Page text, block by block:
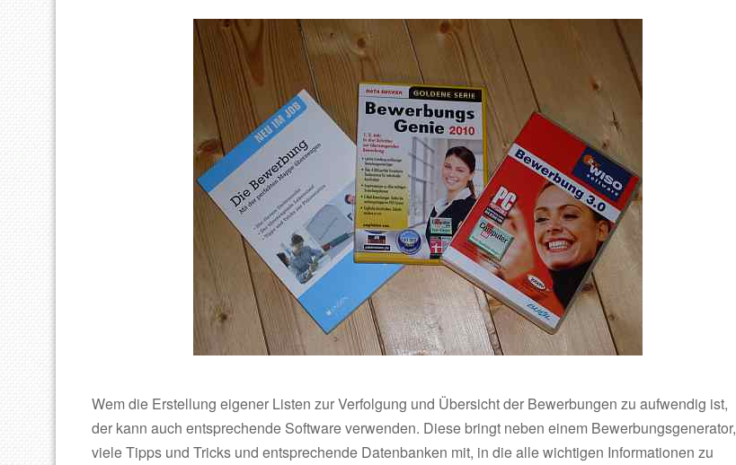
Wem die Erstellung eigener Listen zur Verfolgung und Übersicht der Bewerbungen zu aufwendig ist,
der kann auch entsprechende Software verwenden. Diese bringt neben einem Bewerbungsgenerator,
viele Tipps und Tricks und entsprechende Datenbanken mit, in die alle wichtigen Informationen zu